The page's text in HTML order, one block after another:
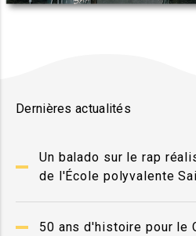
Dernières actualités
Un balado sur le rap
de l'École polyvalente
50 ans d'histoire pour le